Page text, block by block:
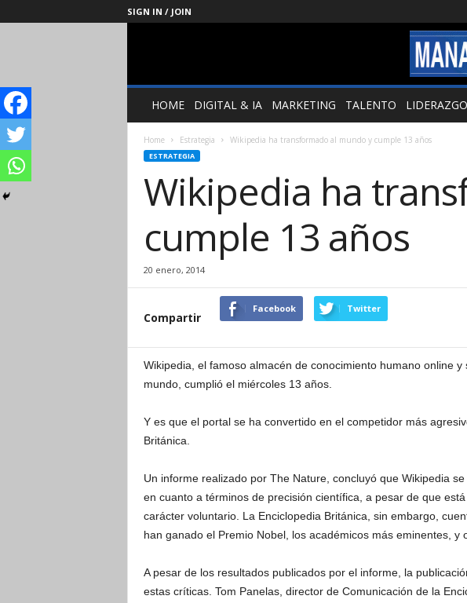
SIGN IN / JOIN
Management
SocietyHOME DIGITAL & IA MARKETING TALENTO LIDERAZGO
Home Estrategia Wikipedia ha transformado al mundo y cumple 13 años
ESTRATEGIA
Wikipedia ha
cumple 13 años
20 enero, 2014
Compartir
Facebook Twitter
Wikipedia, el famoso almacén de conocimiento humano online
mundo, cumplió el miércoles 13 años.
Y es que el portal se ha convertido en el competidor más
Británica.
Un informe realizado por The Nature, concluyó que Wikipedia
en cuanto a términos de precisión científica, a pesar de que
carácter voluntario. La Enciclopedia Británica, sin embargo,
han ganado el Premio Nobel, los académicos más eminentes, y
A pesar de los resultados publicados por el informe, la
estas críticas. Tom Panelas, director de Comunicación de la